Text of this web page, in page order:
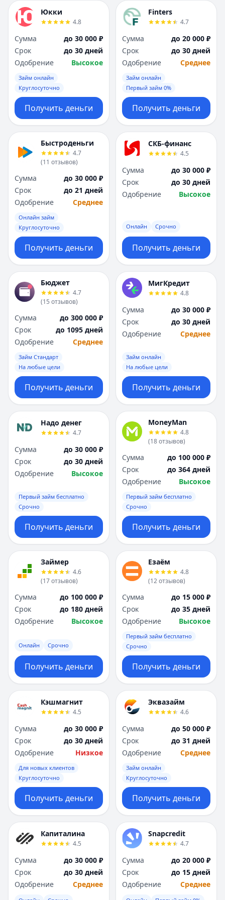
Юкки
4.8
Сумма
до 30 000 ₽
Срок
до 30 дней
Одобрение
Высокое
Займ онлайн
Круглосуточно
Получить деньги
Finters
4.7
Сумма
до 20 000 ₽
Срок
до 30 дней
Одобрение
Среднее
Займ онлайн
Первый займ 0%
Получить деньги
Быстроденьги
4.7
(11 отзывов)
Сумма
до 30 000 ₽
Срок
до 21 дней
Одобрение
Среднее
Онлайн займ
Круглосуточно
Получить деньги
СКБ-финанс
4.5
Сумма
до 30 000 ₽
Срок
до 30 дней
Одобрение
Высокое
Онлайн Срочно
Получить деньги
Бюджет
4.7
(15 отзывов)
Сумма
до 300 000 ₽
Срок
до 1095 дней
Одобрение
Среднее
Займ Стандарт
На любые цели
Получить деньги
МигКредит
4.8
Сумма
до 30 000 ₽
Срок
до 30 дней
Одобрение
Среднее
Займ онлайн
На любые цели
Получить деньги
Надо денег
4.7
Сумма
до 30 000 ₽
Срок
до 30 дней
Одобрение
Высокое
Первый займ бесплатно
Срочно
Получить деньги
MoneyMan
4.8
(18отзывов)
Сумма
до 100 000 ₽
Срок
до 364 дней
Одобрение
Высокое
Первый займ бесплатно
Срочно
Получить деньги
Займер
4.6
(17отзывов)
Сумма
до 100 000 ₽
Срок
до 180 дней
Одобрение
Высокое
Онлайн Срочно
Получить деньги
Езаём
4.8
(12отзывов)
Сумма
до 15 000 ₽
Срок
до 35 дней
Одобрение
Высокое
Первый займ бесплатно
Срочно
Получить деньги
Кэшмагнит
4.5
Сумма
до 30 000 ₽
Срок
до 30 дней
Одобрение
Низкое
Для новых клиентов
Круглосуточно
Получить деньги
Эквазайм
4.6
Сумма
до 50 000 ₽
Срок
до 31 дней
Одобрение
Среднее
Займ онлайн
Круглосуточно
Получить деньги
Капиталина
4.5
Сумма
до 30 000 ₽
Срок
до 30 дней
Одобрение
Среднее
Snapcredit
4.7
Сумма
до 20 000 ₽
Срок
до 15 дней
Одобрение
Среднее